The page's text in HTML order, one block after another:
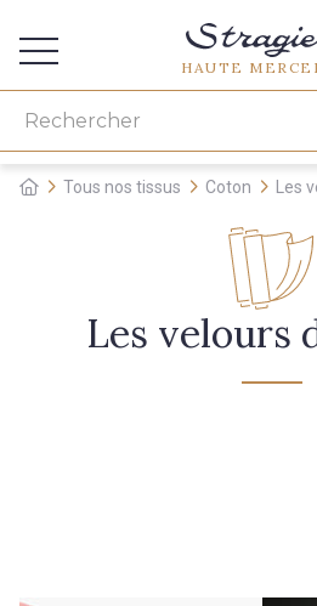
HAUTE
Tous nos tissus Coton Les
Les velours